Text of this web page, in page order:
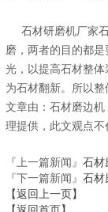
石材研磨机厂家石
磨，两者的目的都
光，以提高石材整
为石材翻新。所以整
文章由：石材磨边
理提供，此文观点不
『上一篇新闻』 石材
『下一篇新闻』 石材
【返回上一页】
【返回首页】